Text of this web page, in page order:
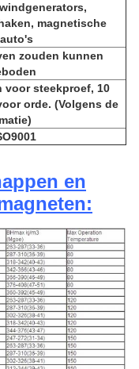
magnetische
zouden kunnen
voor steekproef, 10
orde. (Volgens de
en